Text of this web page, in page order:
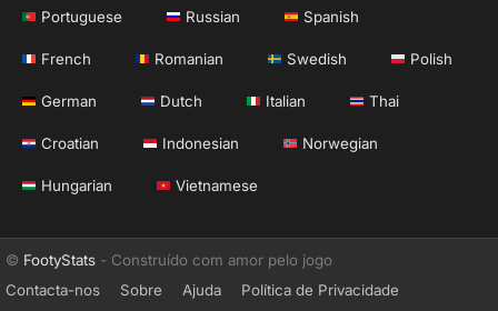
Portuguese Russian Spanish
French Romanian Swedish Polish
German Dutch Italian Thai
Croatian Indonesian Norwegian
Hungarian Vietnamese
© FootyStats - Construído com amor pelo jogo
Contacta-nos
Sobre Ajuda Política de Privacidade